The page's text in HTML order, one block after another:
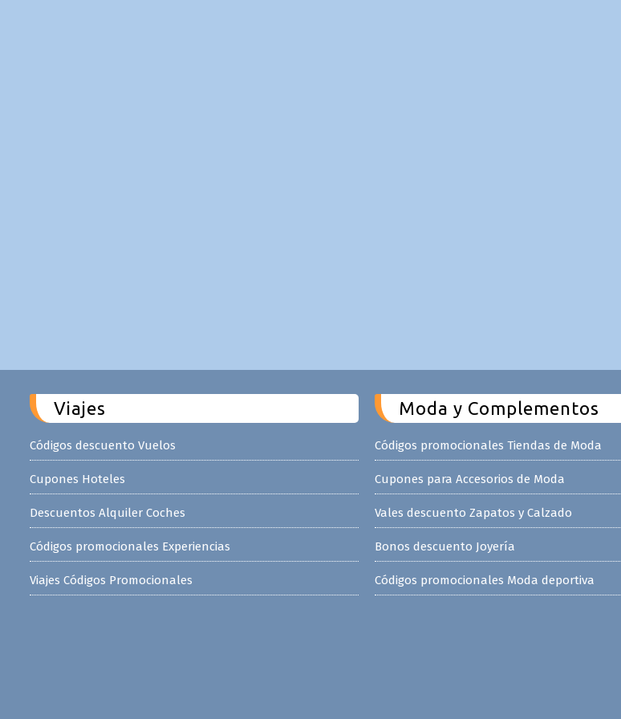
Viajes
Códigos descuento Vuelos
Cupones Hoteles
Descuentos Alquiler Coches
Códigos promocionales Experiencias
Viajes Códigos Promocionales
Moda y Complementos
Códigos promocionales Tiendas de Moda
Cupones para Accesorios de Moda
Vales descuento Zapatos y Calzado
Bonos descuento Joyería
Códigos promocionales Moda deportiva